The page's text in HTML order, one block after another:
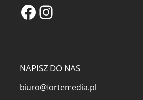
Facebook
Instagram
NAPISZ DO NAS
biuro@fortemedia.pl